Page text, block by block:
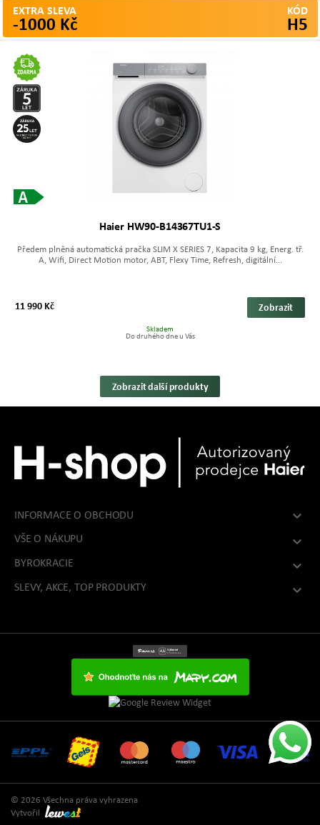
EXTRA SLEVA
-1000 Kč
KÓD
H5
Haier HW90-B14367TU1-S
Předem plněná automatická pračka SLIM X SERIES 7, Kapacita 9 kg, Energ. tř.
A, Wifi, Direct Motion motor, ABT, Flexy Time, Refresh, digitální...
11 990 Kč Zobrazit
Skladem
Do druhého dne u Vás
Zobrazit další produkty
INFORMACE O OBCHODU 
VŠE O NÁKUPU 
BYROKRACIE 
SLEVY, AKCE, TOP PRODUKTY 
© 2026 Všechna práva vyhrazena
Vytvořil